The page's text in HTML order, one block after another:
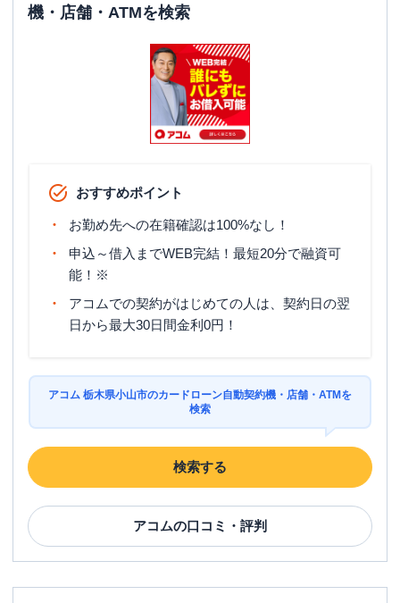
ATM ✕
〇
栃木県小山市東城南１丁目１－３ シャ
トレ海老沼１Ｆ ２号室
機・店舗・ATMを検索
おすすめポイント
お勤め先への在籍確認は100%なし！
申込～借入までWEB完結！最短20分で融資可
能！※
アコムでの契約がはじめての人は、契約日の翌
日から最大30日間金利0円！
アコム 栃木県小山市のカードローン自動契約機・店舗・ATMを
検索
検索する
アコムの口コミ・評判